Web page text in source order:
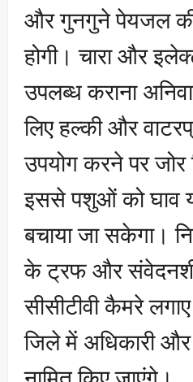
और गुनगुने पेयजल की
होगी। चारा और
उपलब्ध कराना
लिए हल्की और
उपयोग करने पर जोर
इससे पशुओं को घाव
बचाया जा सकेगा।
के ट्रफ और
सीसीटीवी कैमरे
जिले में अधिकारी